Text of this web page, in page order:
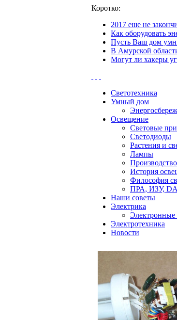
Коротко:
2017 еще не
Как оборудовать
Пусть Ваш дом
В Амурской
Могут ли хакеры
Светотехника
Умный дом
Освещение
Световые
Светодиоды
Растения и
Лампы
История
Философия
ПРА, ИЗУ,
Наши советы
Электрика
Электротехника
Новости